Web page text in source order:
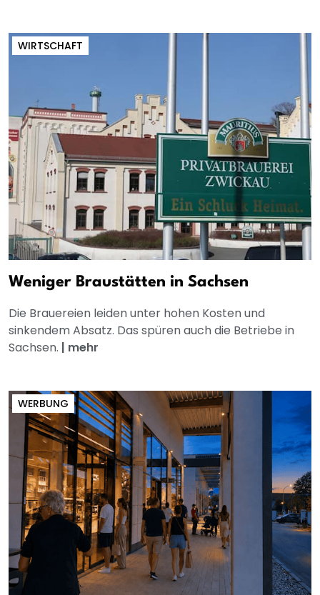
WIRTSCHAFT
Weniger Braustätten in Sachsen
Die Brauereien leiden unter hohen Kosten und
sinkendem Absatz. Das spüren auch die Betriebe in
Sachsen. | mehr
WERBUNG